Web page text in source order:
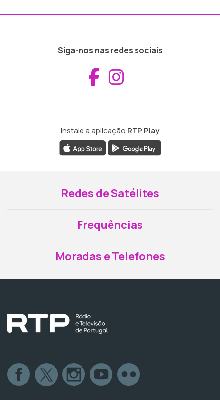
Siga-nos nas redes sociais
Aceder ao
Instale a aplicação RTP Play
Redes de Satélites
Frequências
Moradas e Telefones